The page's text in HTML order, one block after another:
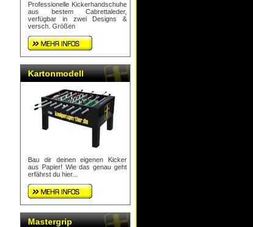
Professionelle Kickerhandschuhe
aus bestem Cabrettaleder,
verfügbar in zwei Designs &
versch. Größen
Kartonmodell
Bau dir deinen eigenen Kicker
aus Papier! Wie das genau geht
erfährst du hier...
Mastergrip